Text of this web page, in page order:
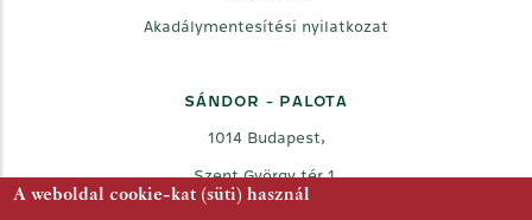
A weboldal cookie-kat (süti) használ
Akadálymentesítési nyilatkozat
SÁNDOR - PALOTA
1014 Budapest,
Szent György tér 1.